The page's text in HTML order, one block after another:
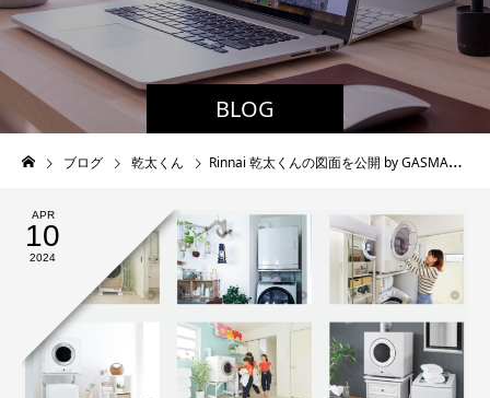
BLOG
ブログ 乾太くん Rinnai 乾太くんの図面を公開 by GASMAC HIROSHIMA
APR
10
2024